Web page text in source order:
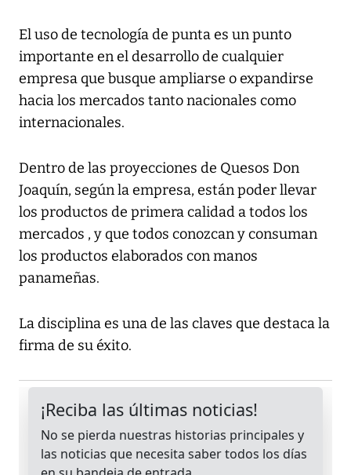
El uso de tecnología de punta es un punto
importante en el desarrollo de cualquier
empresa que busque ampliarse o expandirse
hacia los mercados tanto nacionales como
internacionales.
Dentro de las proyecciones de Quesos Don
Joaquín, según la empresa, están poder llevar
los productos de primera calidad a todos los
mercados , y que todos conozcan y consuman
los productos elaborados con manos
panameñas.
La disciplina es una de las claves que destaca la
firma de su éxito.